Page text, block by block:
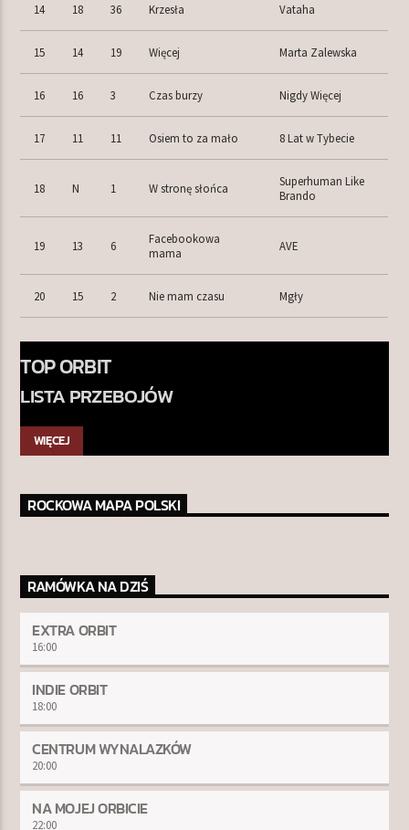
14 18 36 Krzesła Vataha
15 14 19 Więcej Marta Zalewska
16 16 3 Czas burzy Nigdy Więcej
17 11 11 Osiem to za mało 8 Lat w Tybecie
18 N 1 W stronę słońca
Superhuman Like
Brando
19 13 6
Facebookowa
mama
AVE
20 15 2 Nie mam czasu Mgły
TOP ORBIT
LISTA PRZEBOJÓW
WIĘCEJ
ROCKOWA MAPA POLSKI
RAMÓWKA NA DZIŚ
EXTRA ORBIT
16:00
INDIE ORBIT
18:00
CENTRUM WYNALAZKÓW
20:00
NA MOJEJ ORBICIE
22:00